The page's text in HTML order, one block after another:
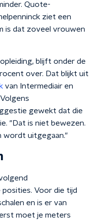
Quote-
ziet een
is dat zoveel vrouwen
blijft onder de
over. Dat blijkt uit
van Intermediair en
gewekt dat die
"Dat is niet bewezen.
wordt uitgegaan."
posities. Voor die tijd
en is er van
moet je meters